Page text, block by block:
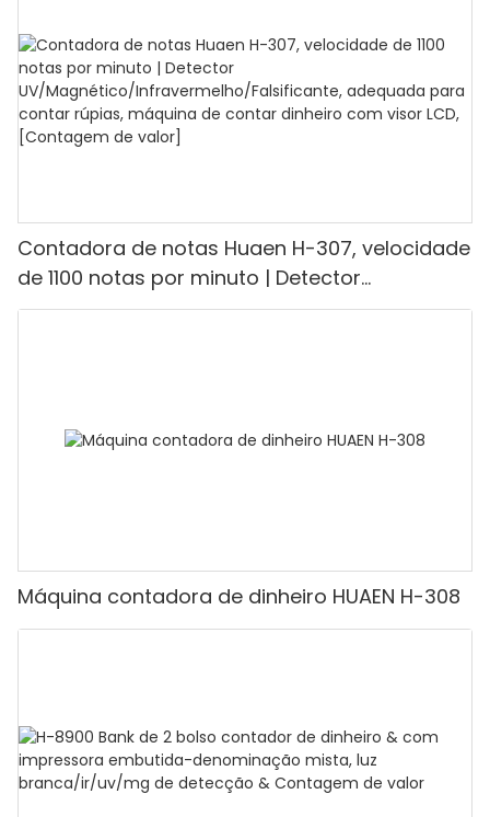
Contadora de notas Huaen H-307, velocidade
de 1100 notas por minuto | Detector
UV/Magnético/Infravermelho/Falsificante,
Máquina contadora de dinheiro HUAEN H-308